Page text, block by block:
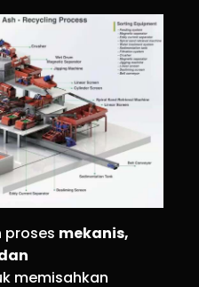
proses mekanis,
memisahkan